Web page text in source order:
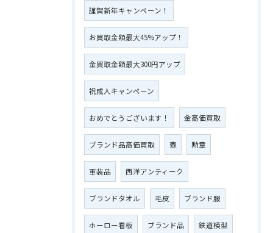
謹賀新年キャンペーン！
お買取金額最大45%アップ！
金買取金額最大300円アップ
祝成人キャンペーン
おめでとうございます！ 金高価買取
ブランド品高価買取 壺 勲章
軍装品 西洋アンティーク
ブランドタオル 毛皮 ブランド服
ホーロー看板 ブランド品 鉄道模型